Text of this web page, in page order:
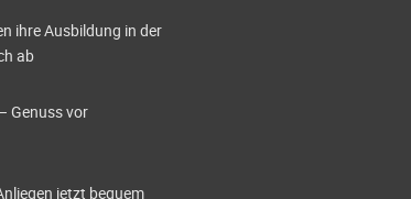
ihre Ausbildung in der
ab
Genuss vor
jetzt bequem